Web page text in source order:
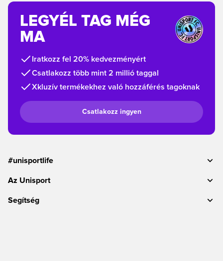
LEGYÉL TAG MÉG
MA
Iratkozz fel 20% kedvezményért
Csatlakozz több mint 2 millió taggal
Xkluzív termékekhez való hozzáférés tagoknak
Csatlakozz ingyen
#unisportlife
Az Unisport
Segítség